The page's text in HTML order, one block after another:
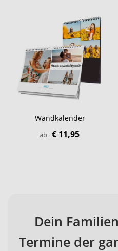
Wandkalender
ab € 11,95
Dein
Termine der